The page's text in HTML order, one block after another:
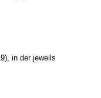
in der jeweils